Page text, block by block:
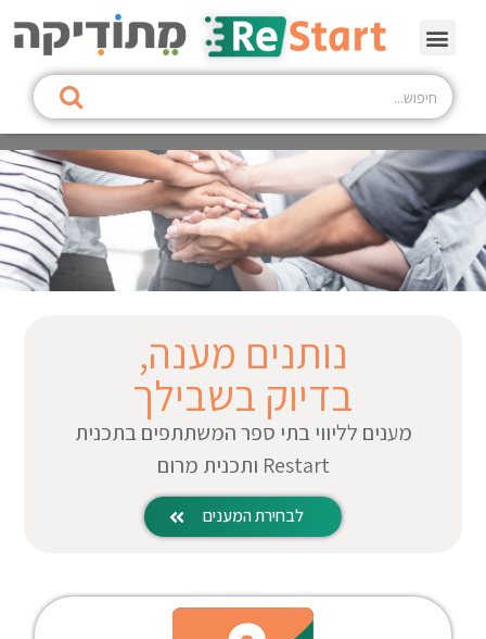
נותנים מענה,
בדיוק בשבילך
מענים לליווי בתי ספר המשתתפים בתכנית
Restart ותכנית מרום
לבחירת המענים